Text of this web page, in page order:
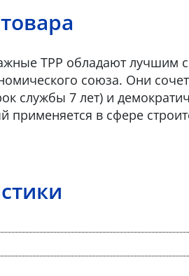
ТРР обладают лучшим
союза. Они
службы 7 лет) и
применяется в сфере
приспособления